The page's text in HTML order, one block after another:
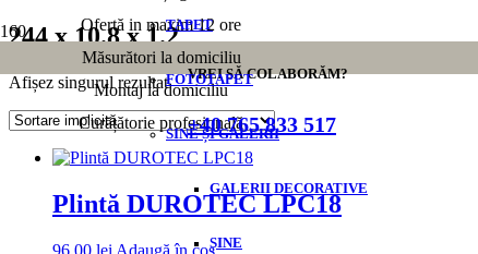
Ofertă in maxim 12 ore
Măsurători la domiciliu
Montaj la domiciliu
Curățătorie profesională
VREI SĂ COLABORĂM?
+40 765 833 517
TAPET
FOTOTAPET
SINE ȘI GALERII
GALERII DECORATIVE
ȘINE
244 x 10.8 x 1.2
Afișez singurul rezultat
Plintă DUROTEC LPC18
96,00 lei Adaugă în coș